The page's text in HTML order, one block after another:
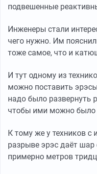
подвешенные
Инженеры стали
чего нужно. Им
тоже самое, что и
И тут одному из
можно поставить
надо было развернуть
чтобы ими можно было
К тому же у техников с
разрыве эрэс даёт
примерно метров